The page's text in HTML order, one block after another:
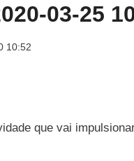
03-25
10:52
que vai